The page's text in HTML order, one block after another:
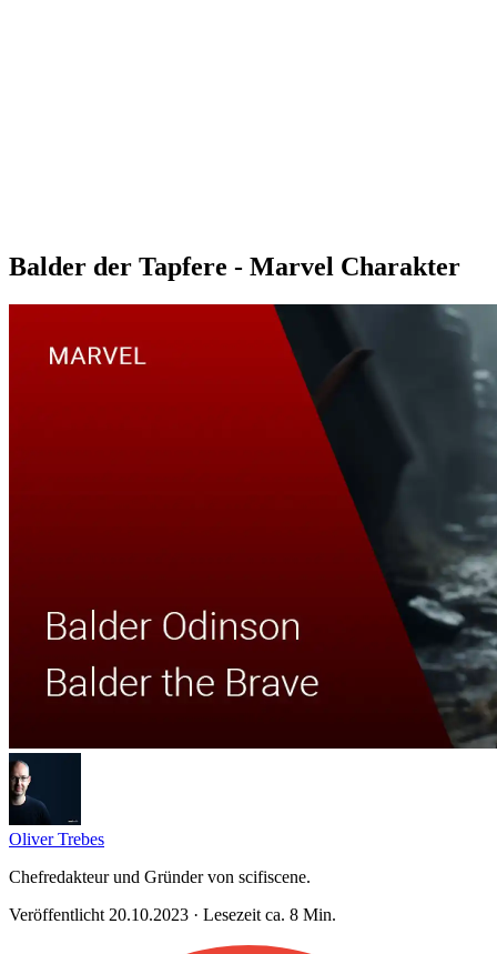
Balder der Tapfere - Marvel Charakter
Oliver Trebes
Chefredakteur und Gründer von scifiscene.
Veröffentlicht 20.10.2023 · Lesezeit ca. 8 Min.